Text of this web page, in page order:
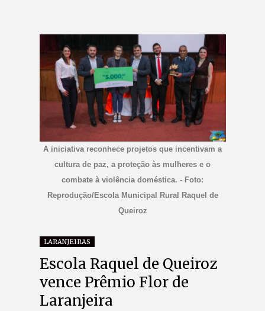
A iniciativa reconhece projetos que incentivam a
cultura de paz, a proteção às mulheres e o
combate à violência doméstica. - Foto:
Reprodução/Escola Municipal Rural Raquel de
Queiroz
LARANJEIRAS
Escola Raquel de Queiroz
vence Prêmio Flor de
Laranjeira